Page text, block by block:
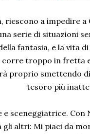
riescono a impedire
serie di situazioni
fantasia, e la vita
corre troppo in
proprio smettendo
tesoro più
e sceneggiatrice. Con
gli altri: Mi piaci da